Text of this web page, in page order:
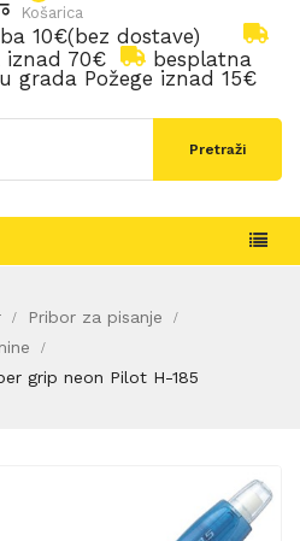
Košarica
10€(bez dostave)
iznad 70€
besplatna
grada Požege iznad 15€
Pretraži
Pribor za pisanje
grip neon Pilot H-185